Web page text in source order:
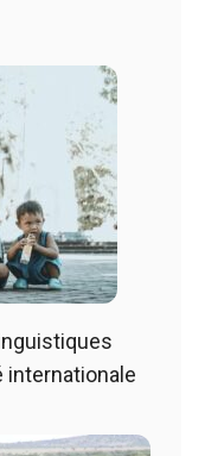
internationale